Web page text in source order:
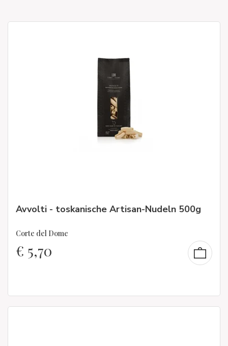
Avvolti - toskanische Artisan-Nudeln 500g
Corte del Dome
€ 5,70